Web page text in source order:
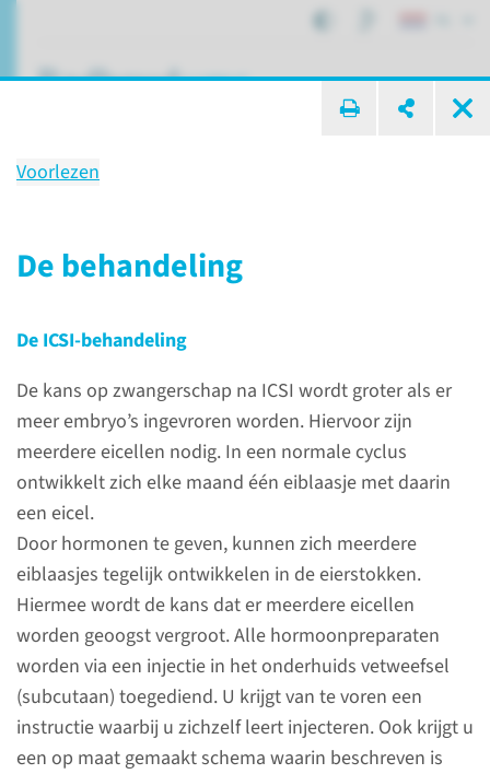
Voorlezen
De behandeling
De ICSI-behandeling
De kans op zwangerschap na ICSI wordt groter als er
meer embryo’s ingevroren worden. Hiervoor zijn
meerdere eicellen nodig. In een normale cyclus
ontwikkelt zich elke maand één eiblaasje met daarin
een eicel.
Door hormonen te geven, kunnen zich meerdere
eiblaasjes tegelijk ontwikkelen in de eierstokken.
Hiermee wordt de kans dat er meerdere eicellen
worden geoogst vergroot. Alle hormoonpreparaten
worden via een injectie in het onderhuids vetweefsel
(subcutaan) toegediend. U krijgt van te voren een
instructie waarbij u zichzelf leert injecteren. Ook krijgt u
een op maat gemaakt schema waarin beschreven is
Patiëntenzorg
Behandelingen
Embryo's invriezen bij kanker
Over de behandeling
schadelijk zijn voor uw
vruchtbaarheid. De
mogelijkheid bestaat om uw
vruchtbaarheid te sparen door
embryo’s in te vriezen na een
Intra Cytoplasmatische Sperma
Injectie (ICSI) behandeling.